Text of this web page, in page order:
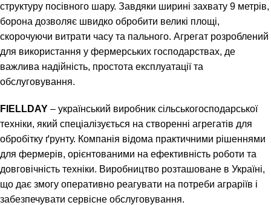
структуру посівного шару. Завдяки ширині захвату 9 метрів,
борона дозволяє швидко обробити великі площі,
скорочуючи витрати часу та пального. Агрегат розроблений
для використання у фермерських господарствах, де
важлива надійність, простота експлуатації та
обслуговування.
FIELLDAY – український виробник сільськогосподарської
техніки, який спеціалізується на створенні агрегатів для
обробітку ґрунту. Компанія відома практичними рішеннями
для фермерів, орієнтованими на ефективність роботи та
довговічність техніки. Виробництво розташоване в Україні,
що дає змогу оперативно реагувати на потреби аграріїв і
забезпечувати сервісне обслуговування.